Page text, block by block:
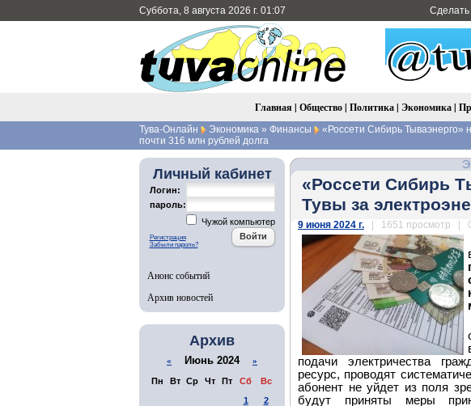
Суббота, 8 августа 2026 г. 01:07 Сделать
Главная | Общество| Политика| Экономика|
Тува-Онлайн Экономика » Финансы
«Россети Сибирь Тываэнерго»
почти 316 млн рублей долга
Личный кабинет
Логин:
пароль:
Чужой компьютер
Регистрация
Забыли пароль?
Анонс событий
Архив новостей
Архив
« Июнь 2024 »
Пн Вт Ср Чт Пт Сб
Вс
1
2
«Россети Сибирь
Тувы за
9 июня 2024 г. | 1651 просмотр | 0
подачи электричества
ресурс, проводят
абонент не уйдет из поля
будут приняты меры